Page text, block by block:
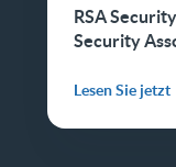
RSA
Security
Lesen Sie jetzt